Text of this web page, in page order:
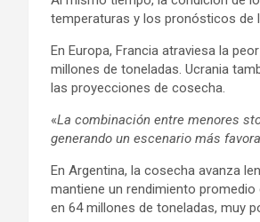
temperaturas y los pronósticos de
En Europa, Francia atraviesa la
millones de toneladas. Ucrania
las proyecciones de cosecha.
«La combinación entre menores
generando un escenario más
En Argentina, la cosecha avanza
mantiene un rendimiento
en 64 millones de toneladas, muy